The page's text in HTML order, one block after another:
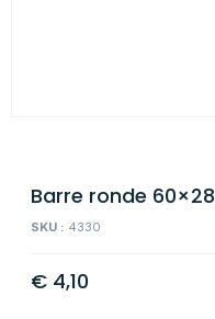
Barre ronde 60×28
SKU : 4330
€ 4,10